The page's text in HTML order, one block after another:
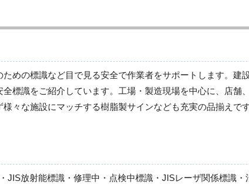
めの標識など目で見る安全で作業者をサポートします。建
標識をご紹介しています。工場・製造現場を中心に、店舗
々な施設にマッチする樹脂製サインなども充実の品揃えです
放射能標識・修理中・点検中標識・JISレーザ関係標識・